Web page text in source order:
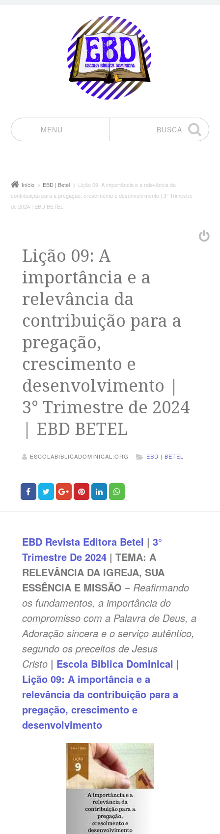
MENU
BUSCA
Início EBD | Betel
Lição 09: A importância e a relevância da
contribuição para a pregação, crescimento e desenvolvimento | 3° Trimestre
de 2024 | EBD BETEL
Lição 09: A
importância e a
relevância da
contribuição para a
pregação,
crescimento e
desenvolvimento |
3° Trimestre de 2024
| EBD BETEL
ESCOLABIBLICADOMINICAL.ORG EBD | BETEL
EBD Revista Editora Betel | 3°
Trimestre De 2024| TEMA: A
RELEVÂNCIA DA IGREJA, SUA
ESSÊNCIA E MISSÃO – Reafirmando
os fundamentos, a importância do
compromisso com a Palavra de Deus, a
Adoração sincera e o serviço autêntico,
segundo os preceitos de Jesus
Cristo | Escola Biblica Dominical |
Lição 09: A importância e a
relevância da contribuição para a
pregação, crescimento e
desenvolvimento